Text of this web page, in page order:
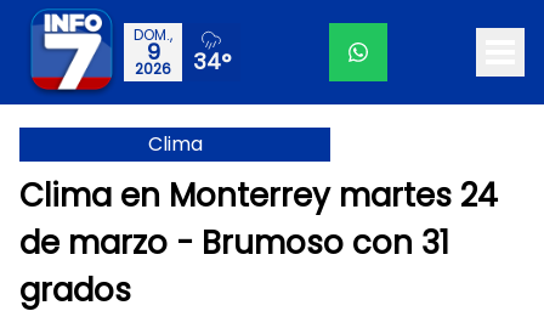
DOM.,
9
2026 34°
Clima
Clima en Monterrey martes 24
de marzo - Brumoso con 31
grados